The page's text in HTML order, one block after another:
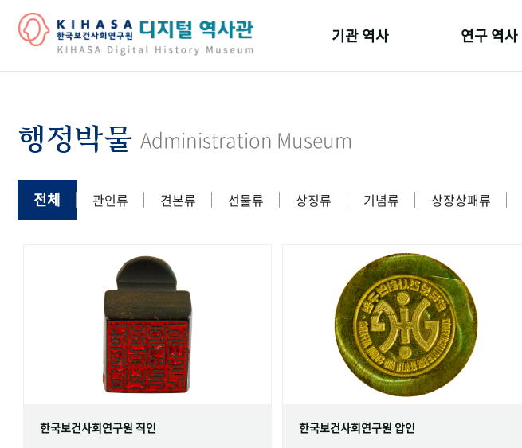
기관 역사
연구원 사람들
연구 역사
간행물 변천사
행정박물 Administration Museum
전체 관인류 견본류 선물류 상징류 기념류 상장상패류
한국보건사회연구원 직인 한국보건사회연구원 압인